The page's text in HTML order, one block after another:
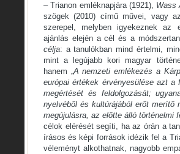
– Trianon emléknapjára (1921), Wass
szögek (2010) című művei, vagy
szerepel, melyben igyekeznek az
ajánlás elején a cél és a
célja: a tanulókban mind értelmi,
mint a legújabb kori magyar
hanem „A nemzeti emlékezés a
európai értékek érvényesülése azt
megértését és feldolgozását;
nyelvéből és kultúrájából erőt merítő
megújulásra, az előtte álló történelmi
célok elérését segíti, ha az órán a
írásos és képi források idézik fel a
véleményt alkothatnak, nagyobb